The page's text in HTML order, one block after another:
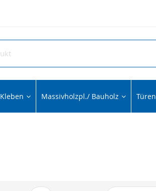
Kleben Massivholzpl./ Bauholz Türen